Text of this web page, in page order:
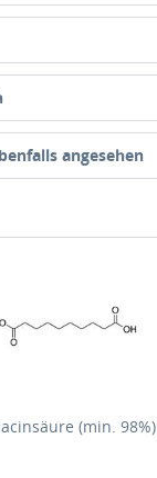
angesehen
(min. 98%)